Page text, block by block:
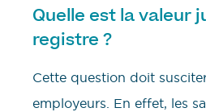
Quelle est la valeur
registre ?
Cette question doit
employeurs. En effet, les